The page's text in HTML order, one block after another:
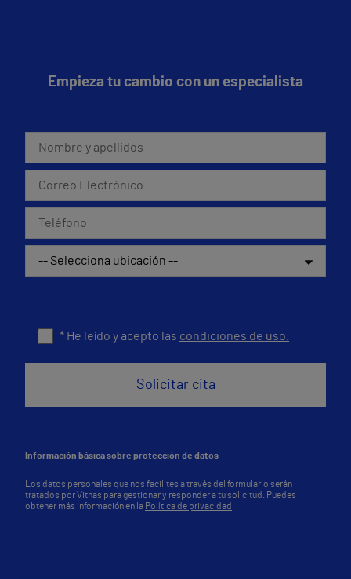
Empieza tu cambio con un especialista
* He leído y acepto las condiciones de uso.
Información básica sobre protección de datos
Los datos personales que nos facilites a través del formulario serán
tratados por Vithas para gestionar y responder a tu solicitud. Puedes
obtener más información en la Política de privacidad